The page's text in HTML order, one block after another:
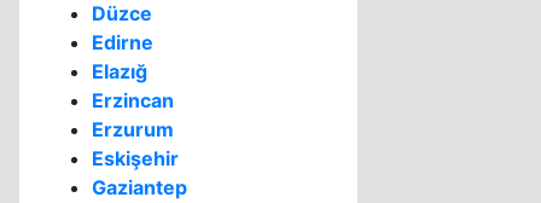
Düzce
Edirne
Elazığ
Erzincan
Erzurum
Eskişehir
Gaziantep